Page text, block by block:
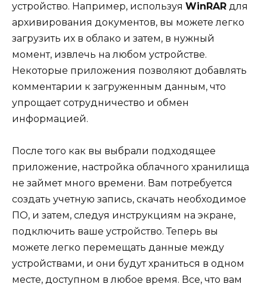
устройство. Например, используя WinRAR для
архивирования документов, вы можете легко
загрузить их в облако и затем, в нужный
момент, извлечь на любом устройстве.
Некоторые приложения позволяют добавлять
комментарии к загруженным данным, что
упрощает сотрудничество и обмен
информацией.
После того как вы выбрали подходящее
приложение, настройка облачного хранилища
не займет много времени. Вам потребуется
создать учетную запись, скачать необходимое
ПО, и затем, следуя инструкциям на экране,
подключить ваше устройство. Теперь вы
можете легко перемещать данные между
устройствами, и они будут храниться в одном
месте, доступном в любое время. Все, что вам